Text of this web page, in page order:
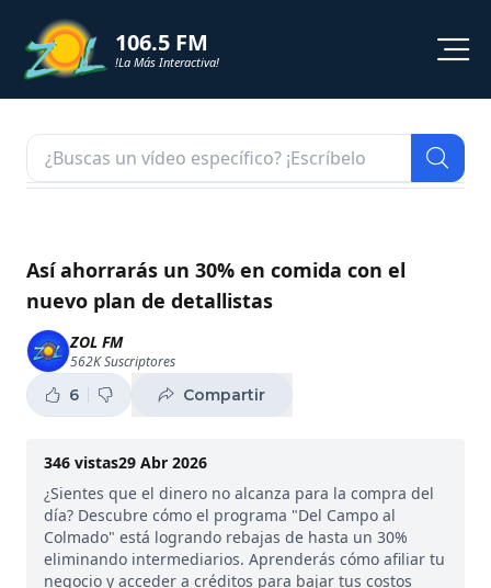
106.5 FM
!La Más Interactiva!
NOTICIAS
SHORTS
PODCAST
ZOL TV
Así ahorrarás un 30% en comida con el
nuevo plan de detallistas
ZOL FM
562KSuscriptores
6 Compartir
346 vistas29 Abr 2026
¿Sientes que el dinero no alcanza para la compra del
día? Descubre cómo el programa "Del Campo al
Colmado" está logrando rebajas de hasta un 30%
eliminando intermediarios. Aprenderás cómo afiliar tu
negocio y acceder a créditos para bajar tus costos